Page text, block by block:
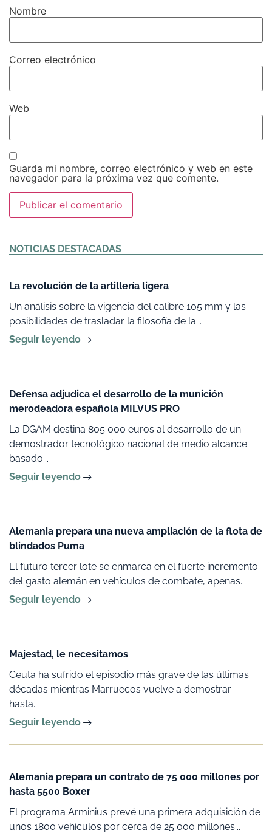
Nombre
Correo electrónico
Web
Guarda mi nombre, correo electrónico y web en este
navegador para la próxima vez que comente.
NOTICIAS DESTACADAS
La revolución de la artillería ligera
Un análisis sobre la vigencia del calibre 105 mm y las
posibilidades de trasladar la filosofía de la...
Seguir leyendo
Defensa adjudica el desarrollo de la munición
merodeadora española MILVUS PRO
La DGAM destina 805 000 euros al desarrollo de un
demostrador tecnológico nacional de medio alcance
basado...
Seguir leyendo
Alemania prepara una nueva ampliación de la flota de
blindados Puma
El futuro tercer lote se enmarca en el fuerte incremento
del gasto alemán en vehículos de combate, apenas...
Seguir leyendo
Majestad, le necesitamos
Ceuta ha sufrido el episodio más grave de las últimas
décadas mientras Marruecos vuelve a demostrar
hasta...
Seguir leyendo
Alemania prepara un contrato de 75 000 millones por
hasta 5500 Boxer
El programa Arminius prevé una primera adquisición de
unos 1800 vehículos por cerca de 25 000 millones...